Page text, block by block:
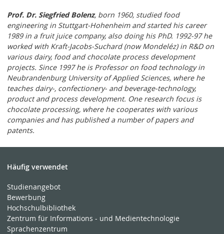
Prof. Dr. Siegfried Bolenz, born 1960, studied food
engineering in Stuttgart-Hohenheim and started his career
1989 in a fruit juice company, also doing his PhD. 1992-97 he
worked with Kraft-Jacobs-Suchard (now Mondeléz) in R&D on
various dairy, food and chocolate process development
projects. Since 1997 he is Professor on food technology in
Neubrandenburg University of Applied Sciences, where he
teaches dairy-, confectionery- and beverage-technology,
product and process development. One research focus is
chocolate processing, where he cooperates with various
companies and has published a number of papers and
patents.
Häufig verwendet
Studienangebot
Bewerbung
Hochschulbibliothek
Zentrum für Informations - und Medientechnologie
Sprachenzentrum